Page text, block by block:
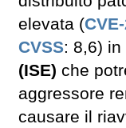
elevata (
CVSS: 8,6) in
(ISE) che
aggressore
causare il